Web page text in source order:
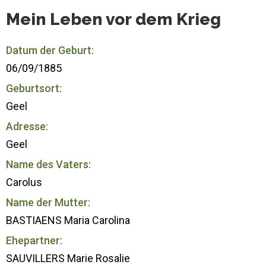
Mein Leben vor dem Krieg
Datum der Geburt:
06/09/1885
Geburtsort:
Geel
Adresse:
Geel
Name des Vaters:
Carolus
Name der Mutter:
BASTIAENS Maria Carolina
Ehepartner:
SAUVILLERS Marie Rosalie